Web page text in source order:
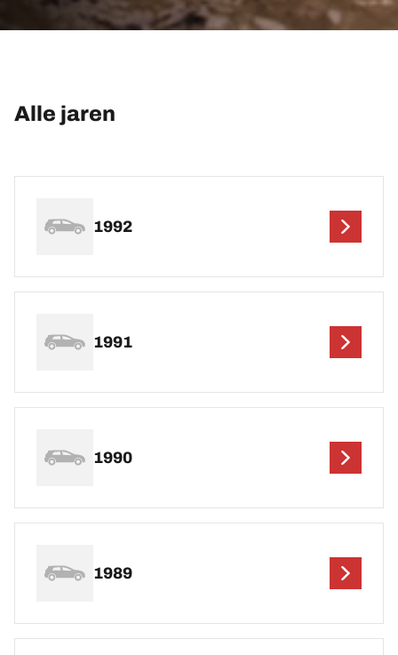
Alle jaren
1992
1991
1990
1989